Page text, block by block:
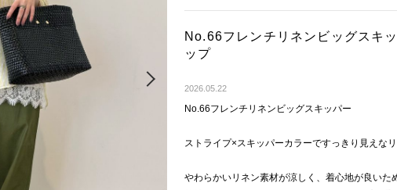
No.66フレンチリネンビッグスキ
ップ
2026.05.22
No.66フレンチリネンビッグスキッパー
ストライプ×スキッパーカラーですっきり見えな
やわらかいリネン素材が涼しく、着心地が良いた